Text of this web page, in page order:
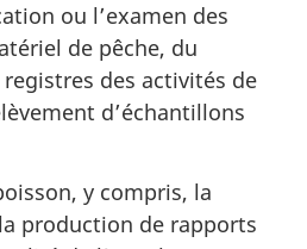
ou l’examen des
de pêche, du
des activités de
d’échantillons
y compris, la
production de rapports